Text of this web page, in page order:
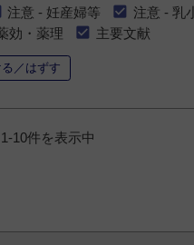
注意 - 妊産婦等
注意 - 乳
効・薬理 主要文献
／はずす
1-10件を表示中